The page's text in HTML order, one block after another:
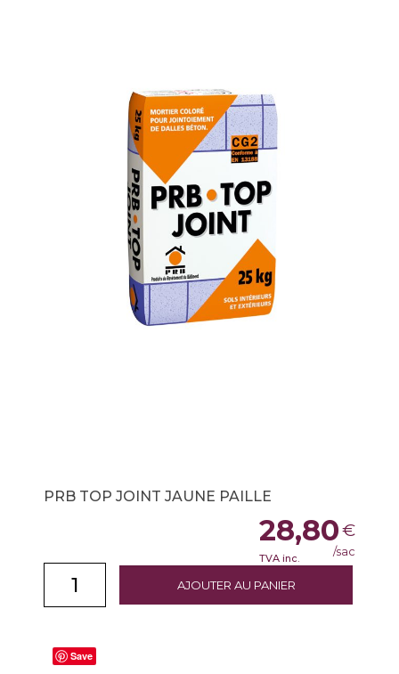
PRB TOP JOINT JAUNE PAILLE
AJOUTER AU PANIER
28,80€
TVA inc. /sac
Save